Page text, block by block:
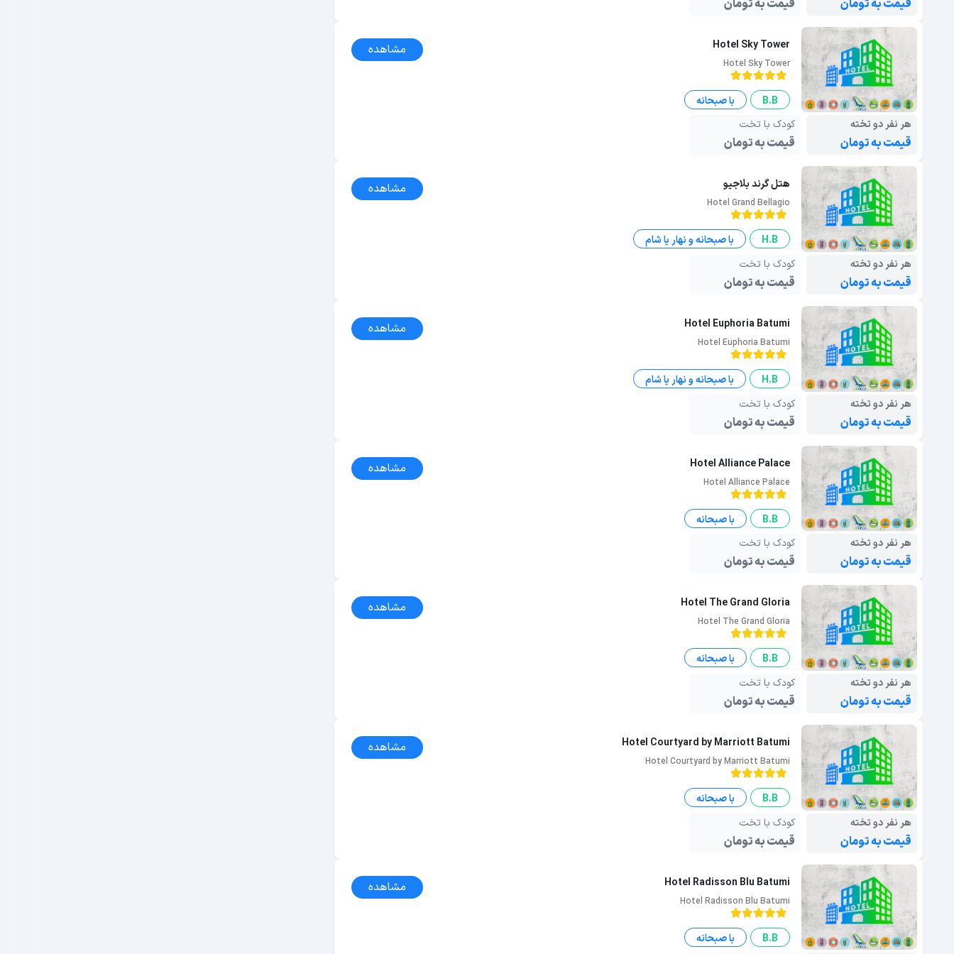
قیمت به تومان قیمت به تومان
Hotel Sky Tower
Hotel Sky Tower
مشاهده
B.B
با صبحانه
هر نفر دو تخته
قیمت به تومان
کودک با تخت
قیمت به تومان
هتل گرند بلاجیو
Hotel Grand Bellagio
مشاهده
H.B
با صبحانه و نهار یا شام
هر نفر دو تخته
قیمت به تومان
کودک با تخت
قیمت به تومان
Hotel Euphoria Batumi
Hotel Euphoria Batumi
مشاهده
H.B
با صبحانه و نهار یا شام
هر نفر دو تخته
قیمت به تومان
کودک با تخت
قیمت به تومان
Hotel Alliance Palace
Hotel Alliance Palace
مشاهده
B.B
با صبحانه
هر نفر دو تخته
قیمت به تومان
کودک با تخت
قیمت به تومان
Hotel The Grand Gloria
Hotel The Grand Gloria
مشاهده
B.B
با صبحانه
هر نفر دو تخته
قیمت به تومان
کودک با تخت
قیمت به تومان
Hotel Courtyard by Marriott Batumi
Hotel Courtyard by Marriott Batumi
مشاهده
B.B
با صبحانه
هر نفر دو تخته
قیمت به تومان
کودک با تخت
قیمت به تومان
Hotel Radisson Blu Batumi
Hotel Radisson Blu Batumi
مشاهده
B.B با صبحانه